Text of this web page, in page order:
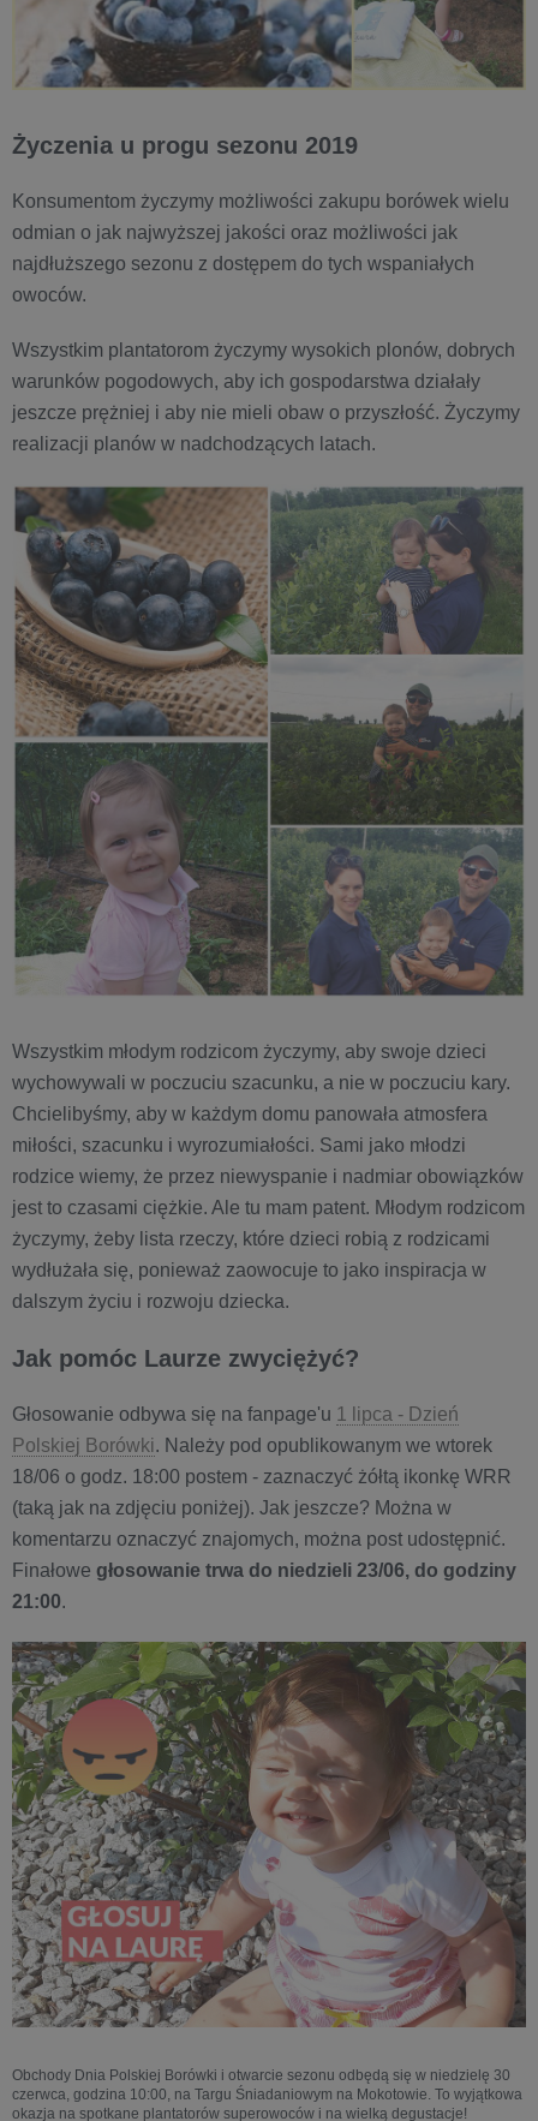
Życzenia u progu sezonu 2019
Konsumentom życzymy możliwości zakupu borówek wielu
odmian o jak najwyższej jakości oraz możliwości jak
najdłuższego sezonu z dostępem do tych wspaniałych
owoców.
Wszystkim plantatorom życzymy wysokich plonów, dobrych
warunków pogodowych, aby ich gospodarstwa działały
jeszcze prężniej i aby nie mieli obaw o przyszłość. Życzymy
realizacji planów w nadchodzących latach.
Wszystkim młodym rodzicom życzymy, aby swoje dzieci
wychowywali w poczuciu szacunku, a nie w poczuciu kary.
Chcielibyśmy, aby w każdym domu panowała atmosfera
miłości, szacunku i wyrozumiałości. Sami jako młodzi
rodzice wiemy, że przez niewyspanie i nadmiar obowiązków
jest to czasami ciężkie. Ale tu mam patent. Młodym rodzicom
życzymy, żeby lista rzeczy, które dzieci robią z rodzicami
wydłużała się, ponieważ zaowocuje to jako inspiracja w
dalszym życiu i rozwoju dziecka.
Jak pomóc Laurze zwyciężyć?
Głosowanie odbywa się na fanpage'u 1 lipca - Dzień
Polskiej Borówki. Należy pod opublikowanym we wtorek
18/06 o godz. 18:00 postem - zaznaczyć żółtą ikonkę WRR
(taką jak na zdjęciu poniżej). Jak jeszcze? Można w
komentarzu oznaczyć znajomych, można post udostępnić.
Finałowe głosowanie trwa do niedzieli 23/06, do godziny
21:00.
Obchody Dnia Polskiej Borówki i otwarcie sezonu odbędą się w niedzielę 30
czerwca, godzina 10:00, na Targu Śniadaniowym na Mokotowie. To wyjątkowa
okazja na spotkane plantatorów superowoców i na wielką degustacje!